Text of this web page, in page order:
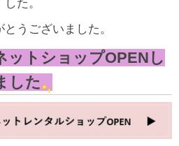
した。
うございました。
ットショップOPENし
した